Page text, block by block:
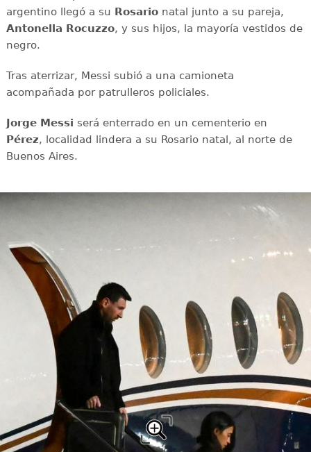
argentino llegó a su Rosarionatal junto a su pareja,
Antonella Rocuzzo, y sus hijos, la mayoría vestidos de
negro.
Tras aterrizar, Messi subió a una camioneta
acompañada por patrulleros policiales.
Jorge Messi será enterrado en un cementerio en
Pérez, localidad lindera a su Rosario natal, al norte de
Buenos Aires.